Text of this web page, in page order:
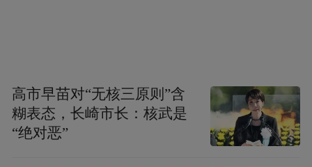
高市早苗对“无核三原则”含
糊表态，长崎市长：核武是
“绝对恶”